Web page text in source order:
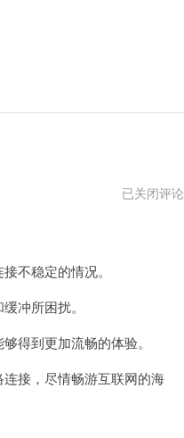
快
已关闭评论
不稳定的情况。
冲所困扰。
得到更加流畅的体验。
接，尽情畅游互联网的海